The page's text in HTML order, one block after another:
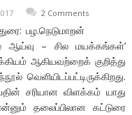
2 Comments
பழ.நெடுமாறன்
ஆய்வு – சில மயக்கங்கள்’
ஆகியவற்றைக் குறித்து
வெளியிடப்பட்டிருக்கிறது.
சரியான விளக்கம் யாது
தலைப்பிலான கட்டுரை